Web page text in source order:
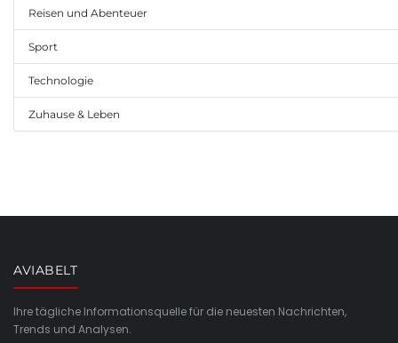
Reisen und Abenteuer
Sport
Technologie
Zuhause & Leben
AVIABELT
Ihre tägliche Informationsquelle für die neuesten Nachrichten,
Trends und Analysen.